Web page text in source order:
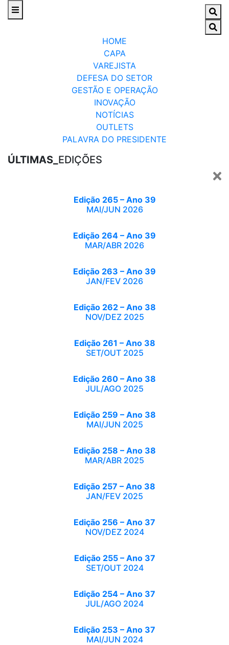
HOME
CAPA
VAREJISTA
DEFESA DO SETOR
GESTÃO E OPERAÇÃO
INOVAÇÃO
NOTÍCIAS
OUTLETS
PALAVRA DO PRESIDENTE
ÚLTIMAS_ EDIÇÕES
Edição 265 – Ano 39
MAI/JUN 2026
Edição 264 – Ano 39
MAR/ABR 2026
Edição 263 – Ano 39
JAN/FEV 2026
Edição 262 – Ano 38
NOV/DEZ 2025
Edição 261 – Ano 38
SET/OUT 2025
Edição 260 – Ano 38
JUL/AGO 2025
Edição 259 – Ano 38
MAI/JUN 2025
Edição 258 – Ano 38
MAR/ABR 2025
Edição 257 – Ano 38
JAN/FEV 2025
Edição 256 – Ano 37
NOV/DEZ 2024
Edição 255 – Ano 37
SET/OUT 2024
Edição 254 – Ano 37
JUL/AGO 2024
Edição 253 – Ano 37
MAI/JUN 2024